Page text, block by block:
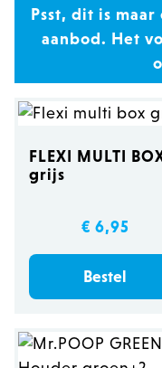
Psst, dit is
aanbod. Het
FLEXI MULTI
grijs
€ 6,95
Bestel